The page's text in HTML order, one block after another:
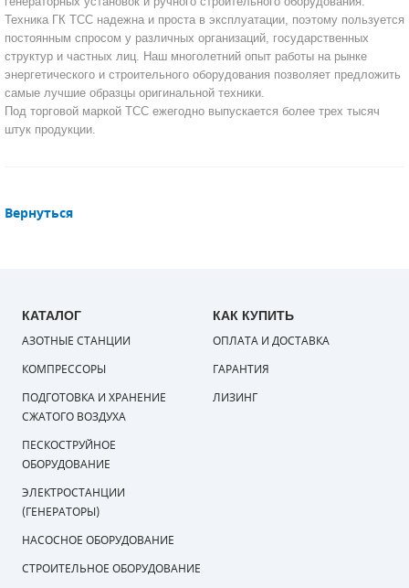
Техника ГК ТСС надежна и проста в эксплуатации, поэтому пользуется
постоянным спросом у различных организаций, государственных
структур и частных лиц. Наш многолетний опыт работы на рынке
энергетического и строительного оборудования позволяет предложить
самые лучшие образцы оригинальной техники.
Под торговой маркой ТСС ежегодно выпускается более трех тысяч
штук продукции.
Вернуться
КАТАЛОГ
АЗОТНЫЕ СТАНЦИИ
КОМПРЕССОРЫ
ПОДГОТОВКА И ХРАНЕНИЕ
СЖАТОГО ВОЗДУХА
ПЕСКОСТРУЙНОЕ
ОБОРУДОВАНИЕ
ЭЛЕКТРОСТАНЦИИ
(ГЕНЕРАТОРЫ)
НАСОСНОЕ ОБОРУДОВАНИЕ
СТРОИТЕЛЬНОЕ ОБОРУДОВАНИЕ
КАК КУПИТЬ
ОПЛАТА И ДОСТАВКА
ГАРАНТИЯ
ЛИЗИНГ
САДОВАЯ ТЕХНИКА
ЧИЛЛЕРЫ
КОНТЕЙНЕРЫ ДЛЯ ОБОРУДОВАНИЯ
КАНАЛИЗАЦИОННЫЕ НАСОСЫ
БЕНЗИНОВЫЕ МОТОПОМПЫ
ДИЗЕЛЬНЫЕ МОТОПОМПЫ
ТАЛИ И ТЕЛЬФЕРЫ
ОСВЕТИТЕЛЬНЫЕ МАЧТЫ
ЛЕНТОЧНОПИЛЬНЫЕ СТАНКИ
КОНТРОЛЛЕРЫ (БЛОКИ УПРАВЛЕНИЯ)
ПРЕДОХРАНИТЕЛЬНЫЕ КЛАПАНЫ
ВПУСКНЫЕ КЛАПАНЫ
РУКАВА ВЫСОКОГО ДАВЛЕНИЯ (РВД)
КОНДЕНСАТООТВОДЧИКИ
СМЕННЫЕ ЭЛЕМЕНТЫ МАГИСТРАЛЬНЫХ
ФИЛЬТРОВ
ДЛЯ АДСОРБЦИОННЫХ ОСУШИТЕЛЕЙ
ЭЛЕКТРОДВИГАТЕЛИ
БЕНЗИНОВЫЕ ДВИГАТЕЛИ